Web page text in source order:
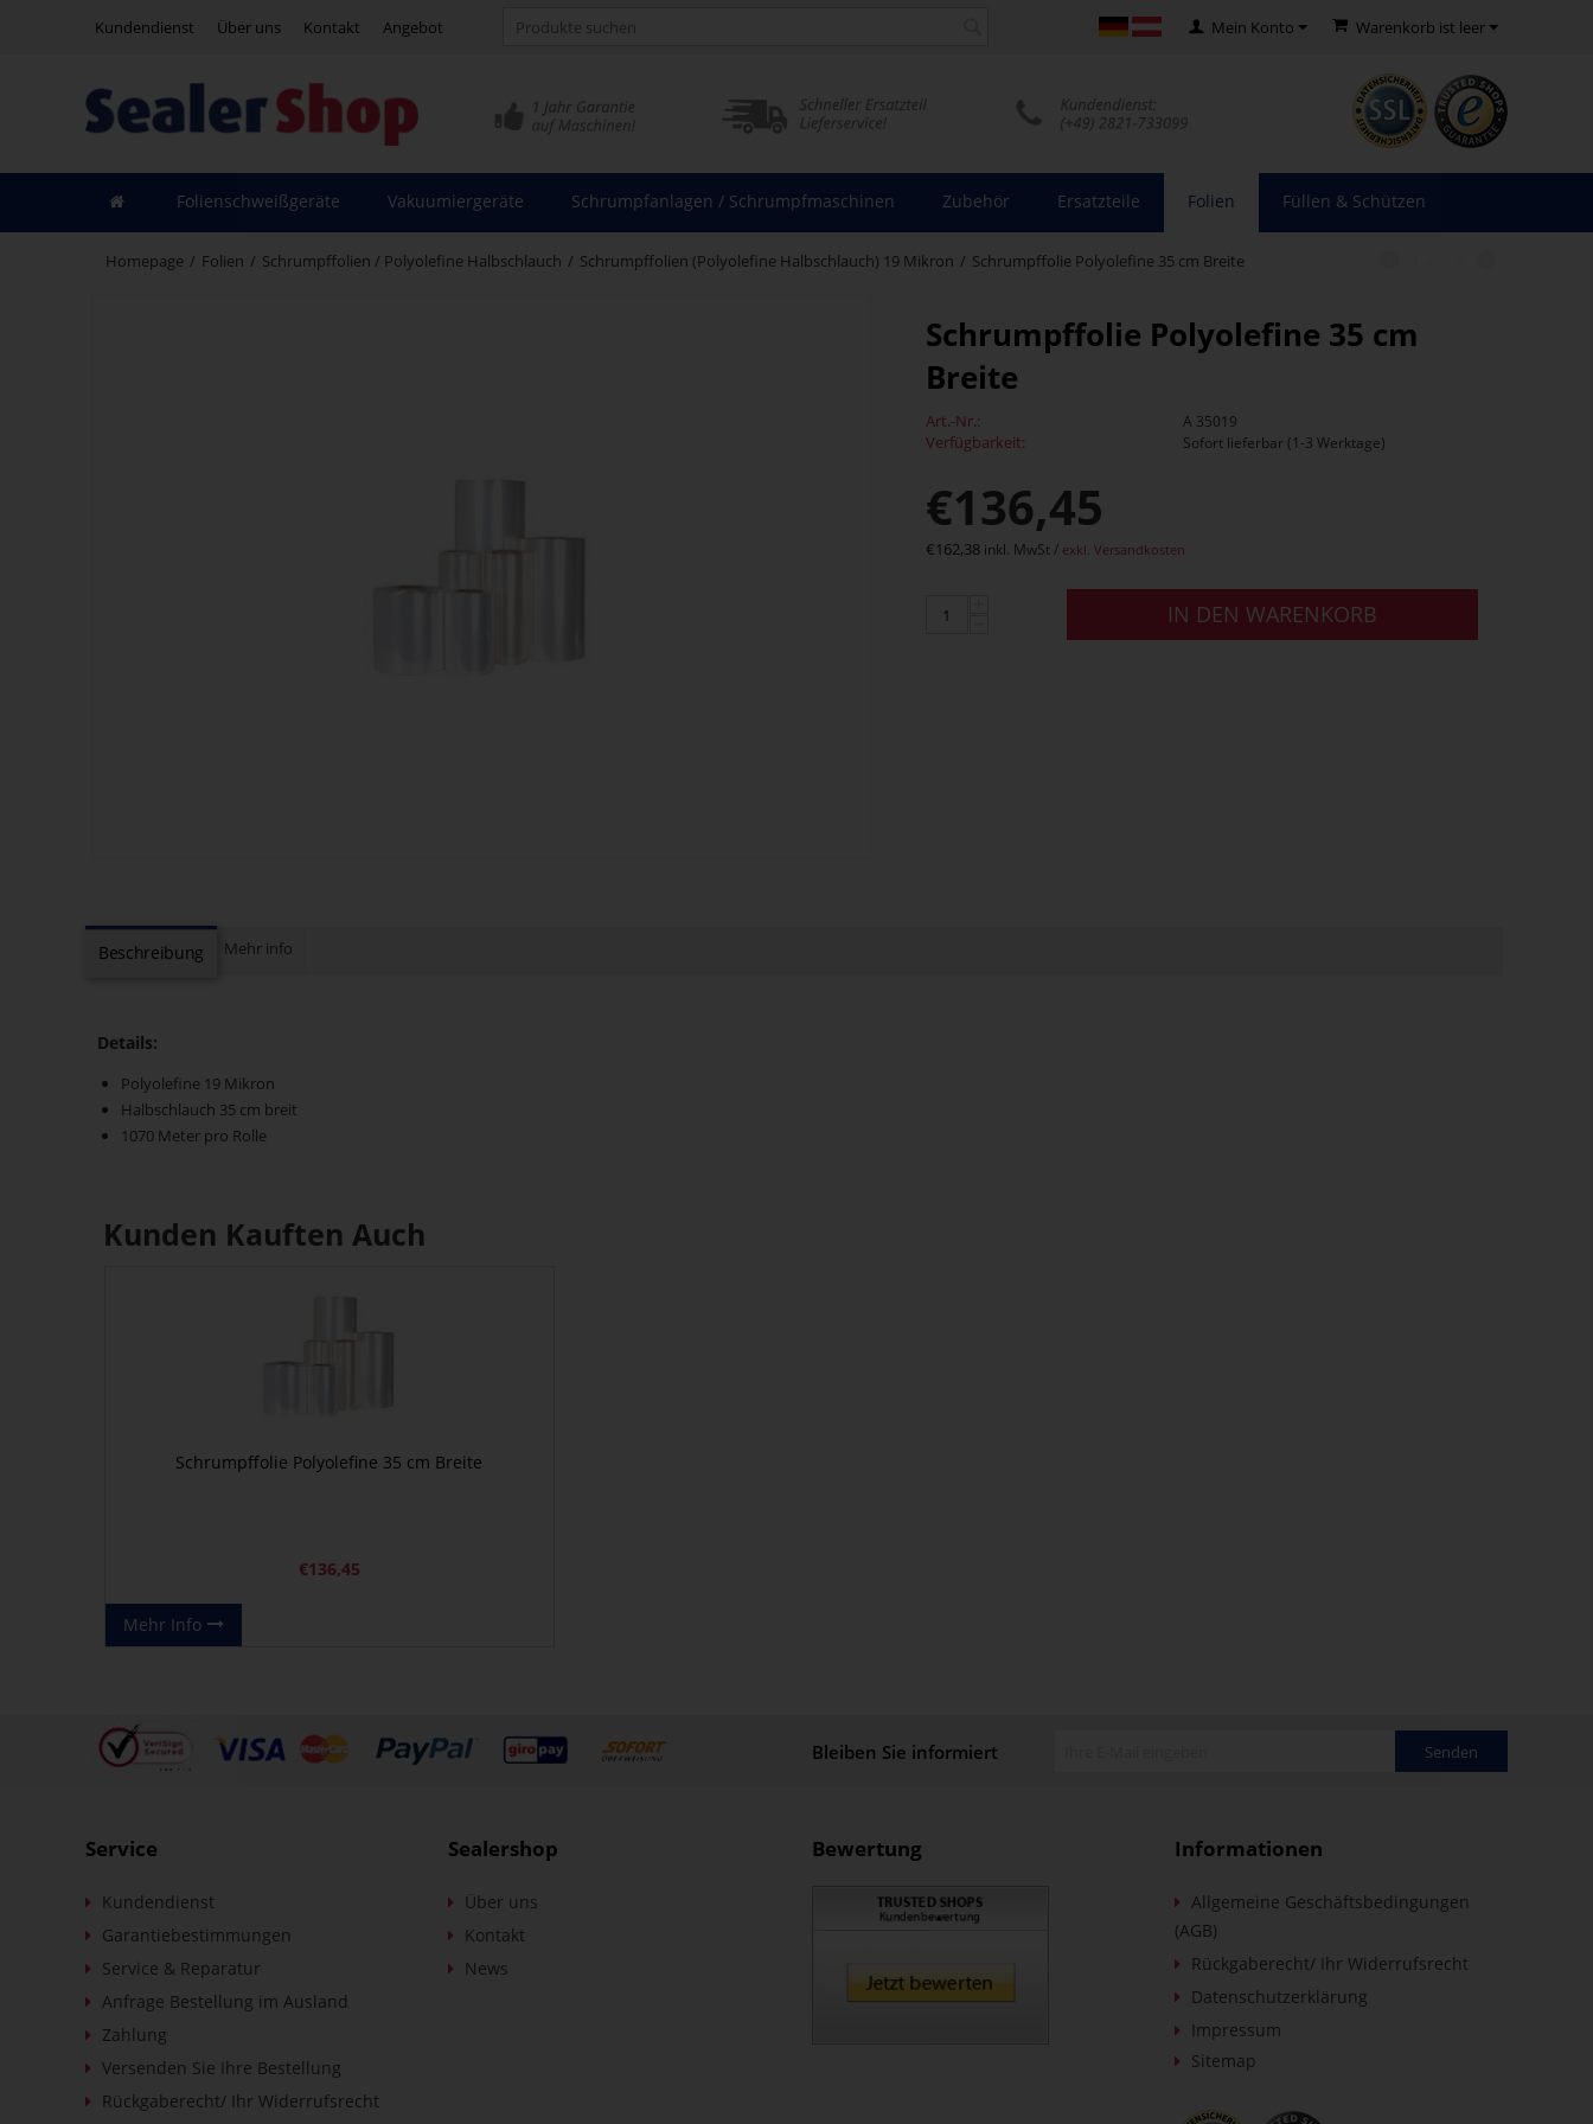
Kundendienst Über uns Kontakt Angebot Warenkorb ist leer
Mein Konto
Folienschweißgeräte Vakuumiergeräte Schrumpfanlagen / Schrumpfmaschinen Zubehör Ersatzteile Folien Füllen & Schützen
Homepage / Folien / Schrumpffolien / Polyolefine Halbschlauch / Schrumpffolien (Polyolefine Halbschlauch) 19 Mikron / Schrumpffolie Polyolefine 35 cm Breite
Schrumpffolie Polyolefine 35 cm
Breite
Art.-Nr.: A 35019
Verfügbarkeit: Sofort lieferbar (1-3 Werktage)
€136,45
€162,38inkl. MwSt / exkl. Versandkosten
IN DEN WARENKORB
Beschreibung Mehr info
Details:
Polyolefine 19 Mikron
Halbschlauch 35 cm breit
1070 Meter pro Rolle
Kunden Kauften Auch
Schrumpffolie Polyolefine 35 cm Breite
€136,45
Mehr Info
Bleiben Sie informiert Senden
Service
Kundendienst
Garantiebestimmungen
Service & Reparatur
Anfrage Bestellung im Ausland
Zahlung
Versenden Sie Ihre Bestellung
Rückgaberecht/ Ihr Widerrufsrecht
Sealershop
Über uns
Kontakt
News
Bewertung Informationen
Allgemeine Geschäftsbedingungen
(AGB)
Rückgaberecht/ Ihr Widerrufsrecht
Datenschutzerklärung
Impressum
Sitemap